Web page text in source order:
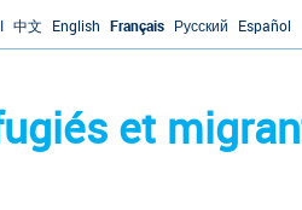
中文 English Français Русский Español
et